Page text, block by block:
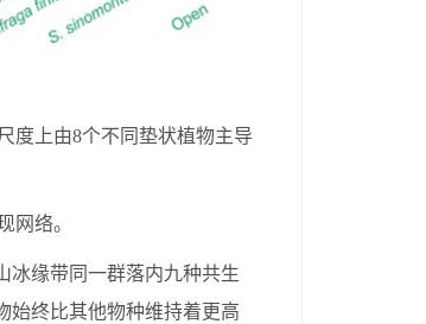
度上由8个不同垫状植物主导
网络。
冰缘带同一群落内九种共生
始终比其他物种维持着更高